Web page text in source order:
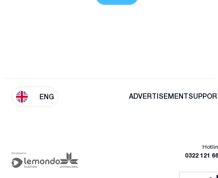
ENG ADVERTISEMENT
0322 121